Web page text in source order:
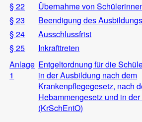
§ 22
Übernahme von
§ 23
Beendigung des
§ 24
Ausschlussfrist
§ 25
Inkrafttreten
Anlage
1
Entgeltordnung für die
in der Ausbildung nach dem
Krankenpflegegesetz, nach
Hebammengesetz und in
(KrSchEntO)